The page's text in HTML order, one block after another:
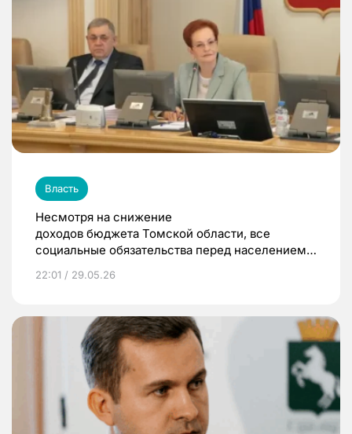
Власть
Несмотря на снижение
доходов бюджета Томской области, все
социальные обязательства перед населением
22:01 / 29.05.26